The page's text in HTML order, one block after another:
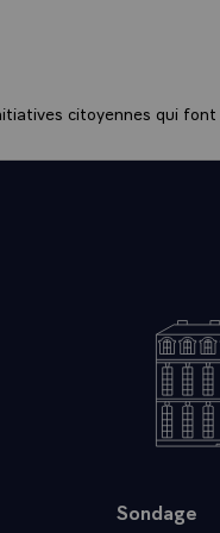
d'autres vies
l'on frappe n'importe
camarade ou un ami
que l'on retrouve si
ce pays rude, mais
avec eux-mêmes,
Marcel Basdevant
pu venir ici, que la
citoyennes qui font
Sondage